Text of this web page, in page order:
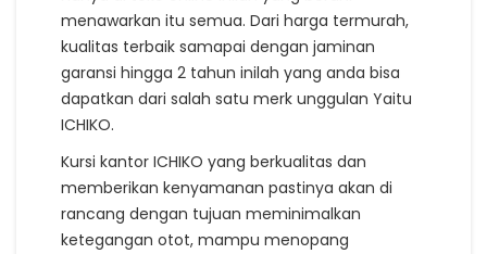
menawarkan itu semua. Dari harga termurah,
kualitas terbaik samapai dengan jaminan
garansi hingga 2 tahun inilah yang anda bisa
dapatkan dari salah satu merk unggulan Yaitu
ICHIKO.
Kursi kantor ICHIKO yang berkualitas dan
memberikan kenyamanan pastinya akan di
rancang dengan tujuan meminimalkan
ketegangan otot, mampu menopang